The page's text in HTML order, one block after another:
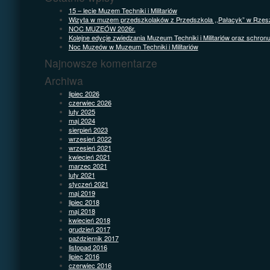
15 – lecie Muzem Techniki i Militariów
Wizyta w muzem przedszkolaków z Przedszkola ,,Pałacyk” w
NOC MUZEÓW 2026r.
Kolejne edycje zwiedzania Muzeum Techniki i Militariów oraz
Noc Muzeów w Muzeum Techniki i Militariów
Najnowsze komentarze
Archiwa
lipiec 2026
czerwiec 2026
luty 2025
maj 2024
sierpień 2023
wrzesień 2022
wrzesień 2021
kwiecień 2021
marzec 2021
luty 2021
styczeń 2021
maj 2019
lipiec 2018
maj 2018
kwiecień 2018
grudzień 2017
październik 2017
listopad 2016
lipiec 2016
czerwiec 2016